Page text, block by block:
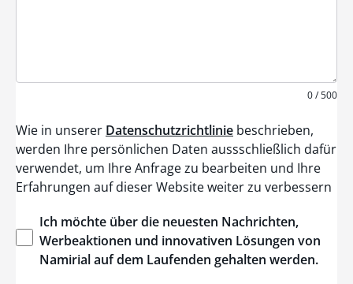
0 / 500
Wie in unserer Datenschutzrichtlinie beschrieben,
werden Ihre persönlichen Daten aussschließlich dafür
verwendet, um Ihre Anfrage zu bearbeiten und Ihre
Erfahrungen auf dieser Website weiter zu verbessern
Ich möchte überdie neuesten Nachrichten,
Werbeaktionen und innovativen Lösungen von
Namirialauf dem Laufenden gehalten werden.